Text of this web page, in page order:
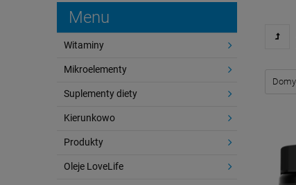
Menu
Witaminy
Mikroelementy
Suplementy diety
Kierunkowo
Produkty
Oleje LoveLife